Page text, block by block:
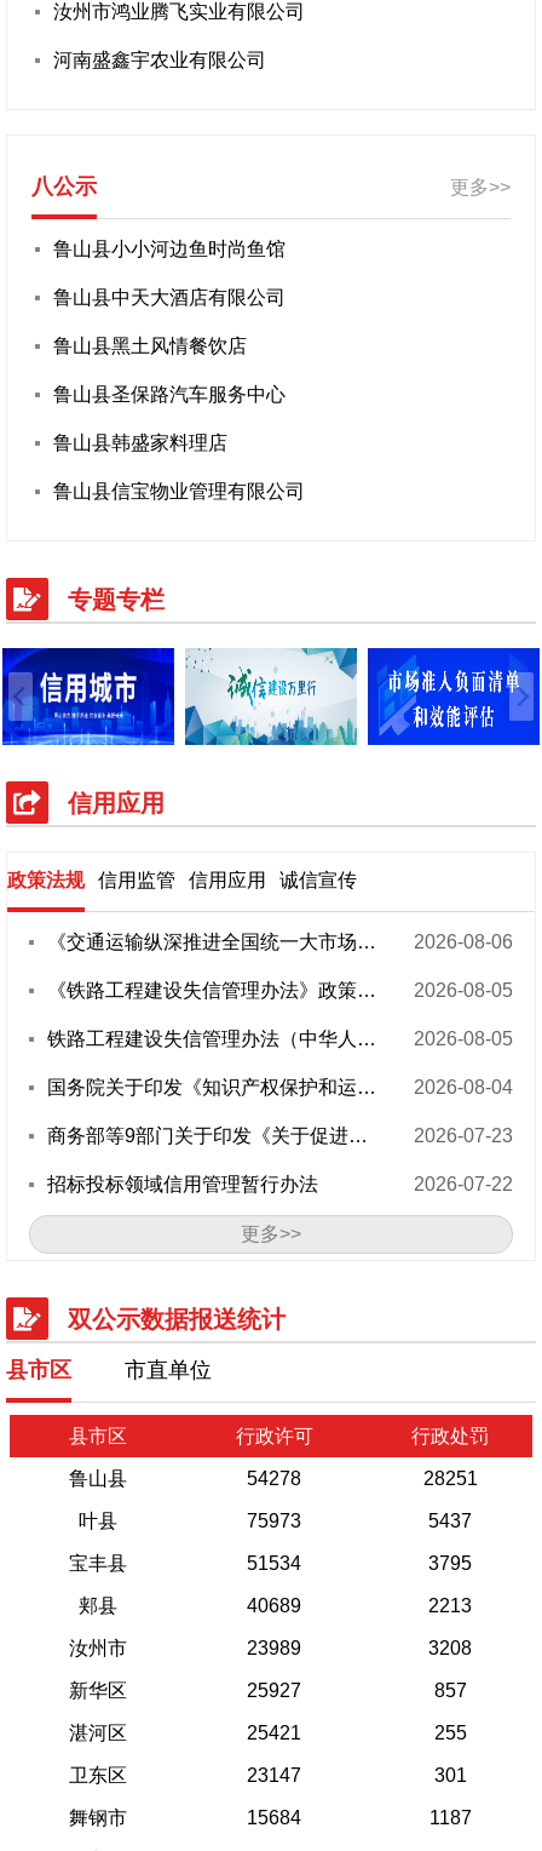
汝州市鸿业腾飞实业有限公司
河南盛鑫宇农业有限公司
八公示 更多>>
鲁山县小小河边鱼时尚鱼馆
鲁山县中天大酒店有限公司
鲁山县黑土风情餐饮店
鲁山县圣保路汽车服务中心
鲁山县韩盛家料理店
鲁山县信宝物业管理有限公司
专题专栏
信用应用
政策法规 信用监管 信用应用 诚信宣传
《交通运输纵深推进全国统一大市场建设实施方案》政策解读 2026-08-06
《铁路工程建设失信管理办法》政策解读 2026-08-05
铁路工程建设失信管理办法（中华人民共和国交通运输部令2026年第15号） 2026-08-05
国务院关于印发《知识产权保护和运用“十五五”规划》的通知 2026-08-04
商务部等9部门关于印发《关于促进家政服务业高质量发展的若干政策措施》的通知 2026-07-23
招标投标领域信用管理暂行办法 2026-07-22
更多>>
双公示数据报送统计
县市区 市直单位
县市区 行政许可 行政处罚
鲁山县 54278 28251
叶县 75973 5437
宝丰县 51534 3795
郏县 40689 2213
汝州市 23989 3208
新华区 25927 857
湛河区 25421 255
卫东区 23147 301
舞钢市 15684 1187